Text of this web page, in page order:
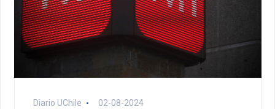
Diario UChile 02-08-2024